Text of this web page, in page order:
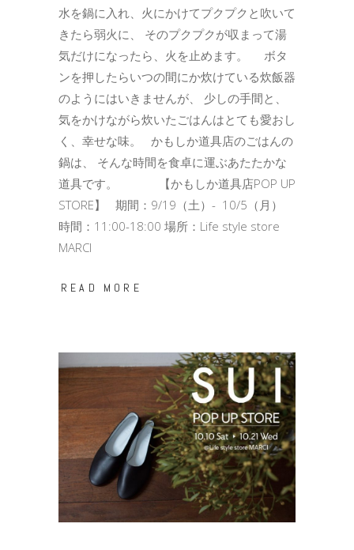
水を鍋に入れ、火にかけてプクプクと吹いて
きたら弱火に、 そのプクプクが収まって湯
気だけになったら、火を止めます。 ボタ
ンを押したらいつの間にか炊けている炊飯器
のようにはいきませんが、 少しの手間と、
気をかけながら炊いたごはんはとても愛おし
く、幸せな味。 かもしか道具店のごはんの
鍋は、 そんな時間を食卓に運ぶあたたかな
道具です。 【かもしか道具店POP UP
STORE】 期間：9/19（土）- 10/5（月）
時間：11:00-18:00 場所：Life style store
MARCI
READ MORE